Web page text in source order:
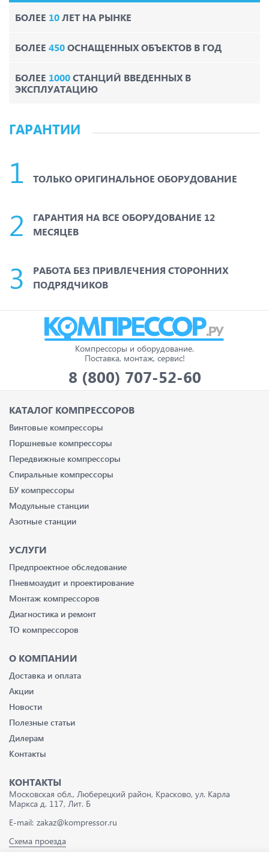
БОЛЕЕ 10ЛЕТ НА РЫНКЕ
БОЛЕЕ 450ОСНАЩЕННЫХ ОБЪЕКТОВ В ГОД
БОЛЕЕ 1000СТАНЦИЙ ВВЕДЕННЫХ В
ЭКСПЛУАТАЦИЮ
ГАРАНТИИ
ТОЛЬКО ОРИГИНАЛЬНОЕ ОБОРУДОВАНИЕ
ГАРАНТИЯ НА ВСЕ ОБОРУДОВАНИЕ 12
МЕСЯЦЕВ
РАБОТА БЕЗ ПРИВЛЕЧЕНИЯ СТОРОННИХ
ПОДРЯДЧИКОВ
Компрессоры и оборудование.
Поставка, монтаж, сервис!
8 (800) 707-52-60
КАТАЛОГ КОМПРЕССОРОВ
Винтовые компрессоры
Поршневые компрессоры
Передвижные компрессоры
Спиральные компрессоры
БУ компрессоры
Модульные станции
Азотные станции
УСЛУГИ
Предпроектное обследование
Пневмоаудит и проектирование
Монтаж компрессоров
Диагностика и ремонт
ТО компрессоров
О КОМПАНИИ
Доставка и оплата
Акции
Новости
Полезные статьи
Дилерам
Контакты
КОНТАКТЫ
Московская обл., Люберецкий район, Красково, ул. Карла
Маркса д. 117, Лит. Б
E-mail: zakaz@kompressor.ru
Схема проезда